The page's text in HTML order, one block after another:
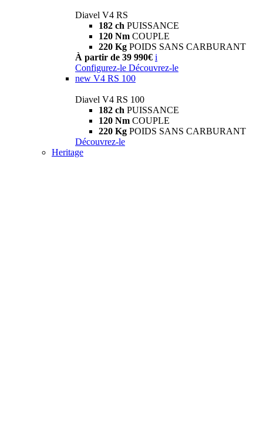
Diavel V4 RS
182 ch PUISSANCE
120 Nm COUPLE
220 Kg POIDS SANS CARBURANT
À partir de 39 990€ i
Configurez-le Découvrez-le
new V4 RS 100
Diavel V4 RS 100
182 ch PUISSANCE
120 Nm COUPLE
220 Kg POIDS SANS CARBURANT
Découvrez-le
Heritage